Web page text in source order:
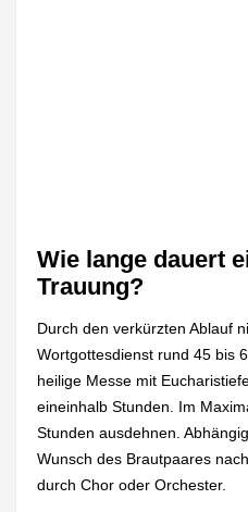
Wie lange dauert
Trauung?
Durch den verkürzten Ablauf
Wortgottesdienst rund 45 bis
heilige Messe mit
eineinhalb Stunden. Im
Stunden ausdehnen.
Wunsch des Brautpaares
durch Chor oder Orchester.